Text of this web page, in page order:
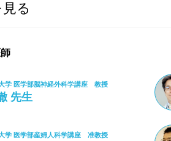
る
学 医学部脳神経外科学講座 教授
先生
学 医学部産婦人科学講座 准教授